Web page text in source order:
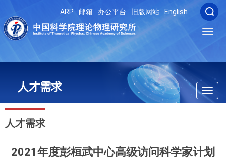
ARP 邮箱 办公平台 旧版网站 English
人才需求
人才需求
2021年度彭桓武中心高级访问科学家计划